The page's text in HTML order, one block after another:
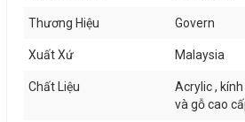
Thương Hiệu Govern
Xuất Xứ Malaysia
Chất Liệu
Acrylic ,
và gỗ cao